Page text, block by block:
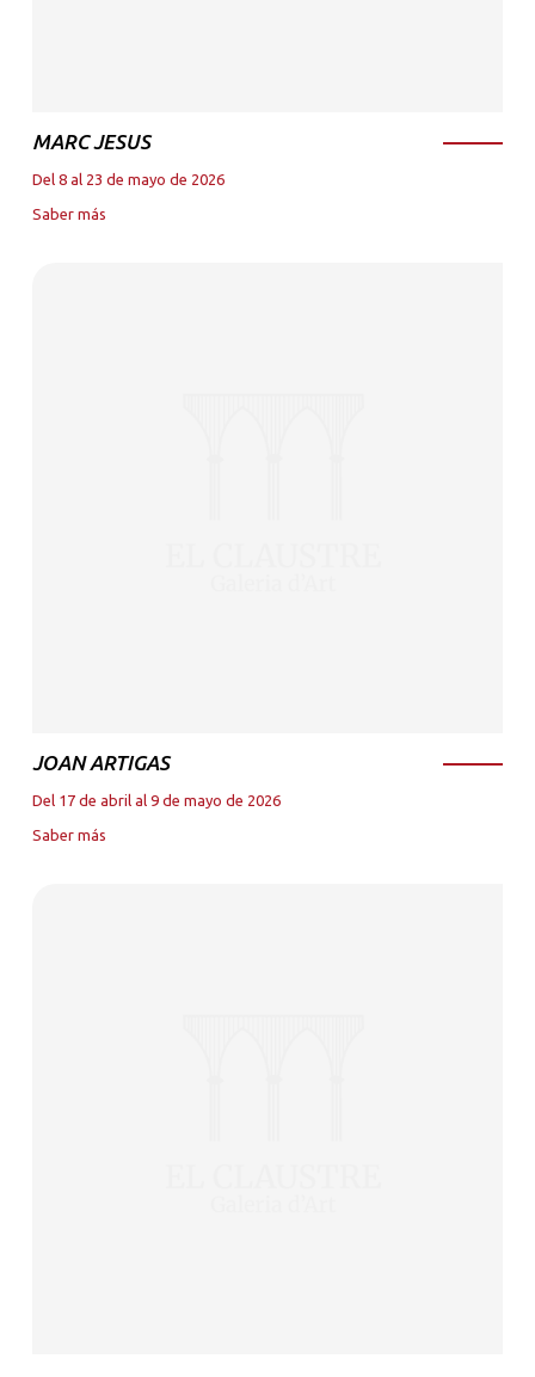
MARC JESUS
Del 8 al 23 de mayo de 2026
Saber más
JOAN ARTIGAS
Del 17 de abril al 9 de mayo de 2026
Saber más